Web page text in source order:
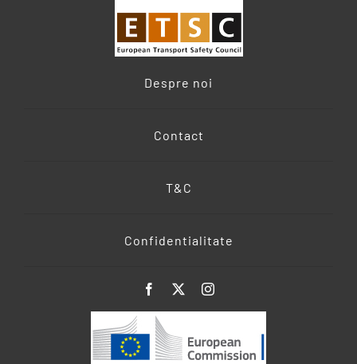
Despre noi
Contact
T&C
Confidentialitate